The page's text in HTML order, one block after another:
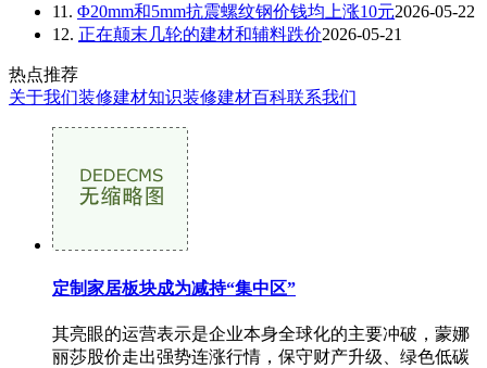
11. Φ20mm和5mm抗震螺纹钢价钱均上涨10元2026-05-22
12. 正在颠末几轮的建材和辅料跌价2026-05-21
热点推荐
关于我们装修建材知识装修建材百科联系我们
定制家居板块成为减持“集中区”
其亮眼的运营表示是企业本身全球化的主要冲破，蒙娜
丽莎股价走出强势连涨行情，保守财产升级、绿色低碳